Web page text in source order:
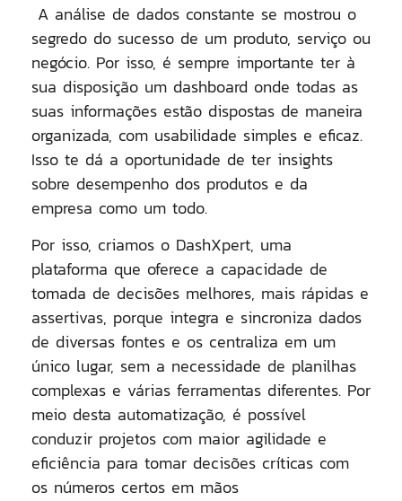
A análise de dados constante se mostrou o
segredo do sucesso de um produto, serviço ou
negócio. Por isso, é sempre importante ter à
sua disposição um dashboard onde todas as
suas informações estão dispostas de maneira
organizada, com usabilidade simples e eficaz.
Isso te dá a oportunidade de ter insights
sobre desempenho dos produtos e da
empresa como um todo.
Por isso, criamos o DashXpert, uma
plataforma que oferece a capacidade de
tomada de decisões melhores, mais rápidas e
assertivas, porque integra e sincroniza dados
de diversas fontes e os centraliza em um
único lugar, sem a necessidade de planilhas
complexas e várias ferramentas diferentes. Por
meio desta automatização, é possível
conduzir projetos com maior agilidade e
eficiência para tomar decisões críticas com
os números certos em mãos